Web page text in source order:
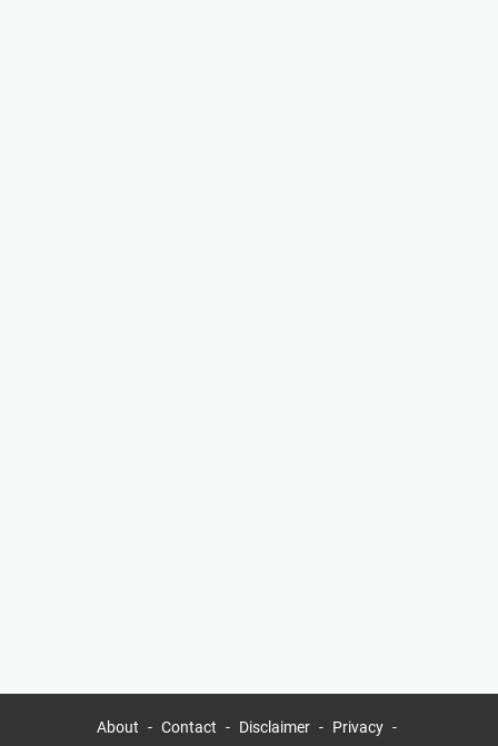
About Contact Disclaimer Privacy